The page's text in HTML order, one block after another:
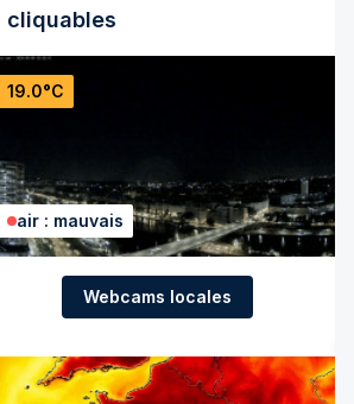
cliquables
19.0°C
air : mauvais
Webcams locales